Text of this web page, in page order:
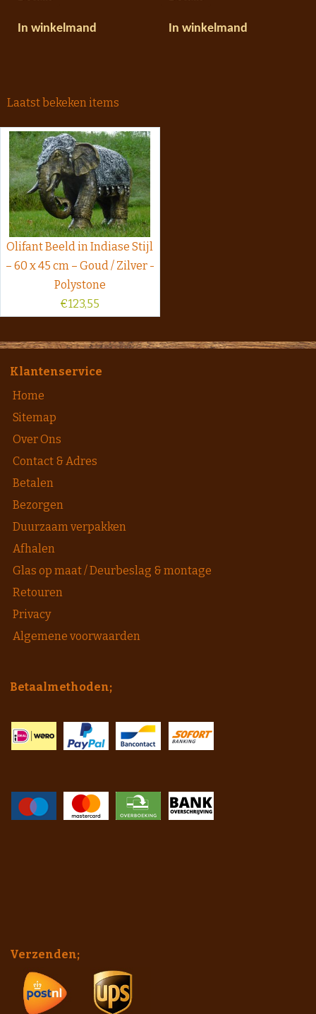
In winkelmand In winkelmand
Laatst bekeken items
Olifant Beeld in Indiase Stijl
– 60 x 45 cm – Goud / Zilver -
Polystone
€123,55
Klantenservice
Home
Sitemap
Over Ons
Contact & Adres
Betalen
Bezorgen
Duurzaam verpakken
Afhalen
Glas op maat / Deurbeslag & montage
Retouren
Privacy
Algemene voorwaarden
Betaalmethoden;
Verzenden;